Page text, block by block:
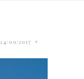
24/09/2017 •